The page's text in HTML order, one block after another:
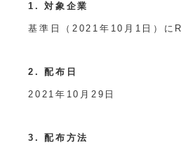
1. 対象企業
基準日（2021年10月1日）に
2. 配布日
2021年10月29日
3. 配布方法